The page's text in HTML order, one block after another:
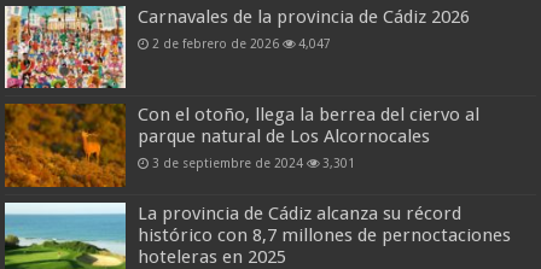
Carnavales de la provincia de Cádiz 2026
2 de febrero de 2026 4,047
Con el otoño, llega la berrea del ciervo al
parque natural de Los Alcornocales
3 de septiembre de 2024 3,301
La provincia de Cádiz alcanza su récord
histórico con 8,7 millones de pernoctaciones
hoteleras en 2025